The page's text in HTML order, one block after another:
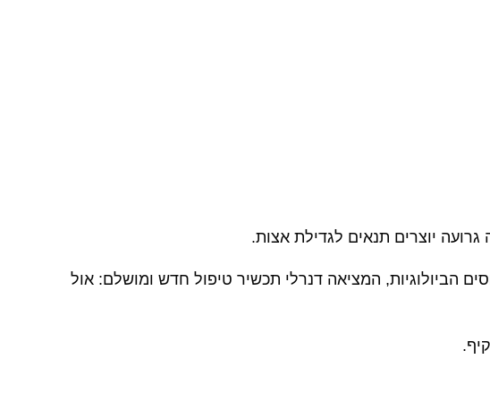
יוצרים תנאים לגדילת אצות.
היחסים הביולוגיות, המציאה דנרלי תכשיר טיפול חדש ומושלם: אול
.